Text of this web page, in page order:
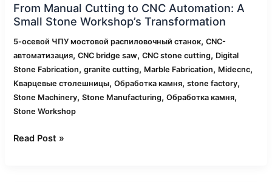
From Manual Cutting to CNC Automation: A
Small Stone Workshop’s Transformation
5-осевой ЧПУ мостовой распиловочный станок,CNC-
автоматизация,CNC bridge saw,CNC stone cutting, Digital
Stone Fabrication,granite cutting, Marble Fabrication, Midecnc,
Кварцевые столешницы,Обработка камня,stone factory,
Stone Machinery,Stone Manufacturing,Обработка камня,
Stone Workshop
Read Post »